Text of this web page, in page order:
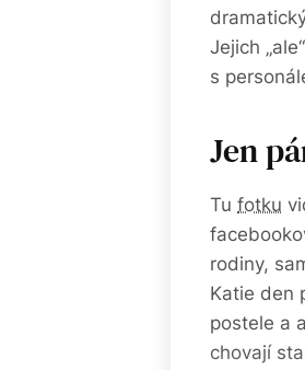
Jejich
s
Jen
Tu fotku
rodiny,
Katie den
postele a
chovají